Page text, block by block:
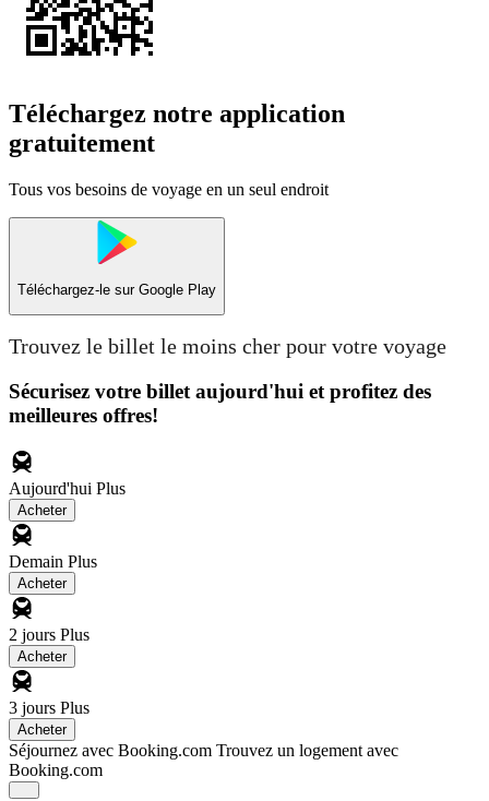
Téléchargez notre application
gratuitement
Tous vos besoins de voyage en un seul endroit
Téléchargez-le sur Google Play
Trouvez le billet le moins cher pour votre voyage
Sécurisez votre billet aujourd'hui et profitez des
meilleures offres!
Aujourd'hui Plus
Acheter
Demain Plus
Acheter
2 jours Plus
Acheter
3 jours Plus
Acheter
Séjournez avec Booking.com Trouvez un logement avec
Booking.com